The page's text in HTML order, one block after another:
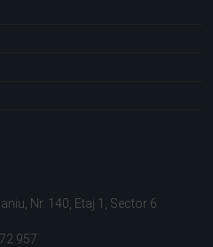
Nr. 140, Etaj 1,
Sector 6